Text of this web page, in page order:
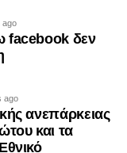
συγκεκριμένο
δεν πρόκειται
προηγηθεί ο
υπάρχει
για το ζήτημα
στις ισραηλινές
ago
facebook δεν
ago
ανεπάρκειας
και τα